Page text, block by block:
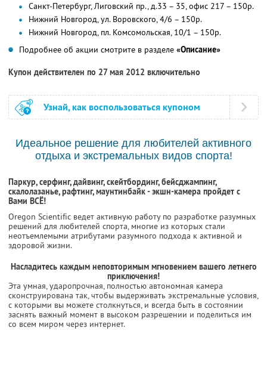
Санкт-Петербург, Лиговский пр., д.33 – 35, офис 217 – 150р.
Нижний Новгород, ул. Воровского, 4/6 – 150р.
Нижний Новгород, пл. Комсомольская, 10/1 – 150р.
Подробнее об акции смотрите в разделе «Описание»
Купон действителен по 27 мая 2012 включительно
Узнай, как воспользоваться купоном
Идеальное решение для любителей активного
отдыха и экстремальных видов спорта!
Паркур, серфинг, дайвинг, скейтбординг, бейсджампинг,
скалолазанье, рафтинг, маунтинбайк - экшн-камера пройдет с
Вами ВСЁ!
Oregon Scientific ведет активную работу по разработке разумных
решений для любителей спорта, многие из которых стали
неотъемлемыми атрибутами разумного подхода к активной и
здоровой жизни.
Насладитесь каждым неповторимым мгновением вашего летнего
приключения!
Эта умная, ударопрочная, полностью автономная камера
сконструирована так, чтобы выдерживать экстремальные условия,
с которыми вы можете столкнуться, и всегда быть в состоянии
заснять важный момент в высоком разрешении и поделиться им
со всем миром через интернет.